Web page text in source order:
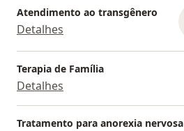
Atendimento ao transgênero
Detalhes
Terapia de Família
Detalhes
Tratamento para anorexia nervosa